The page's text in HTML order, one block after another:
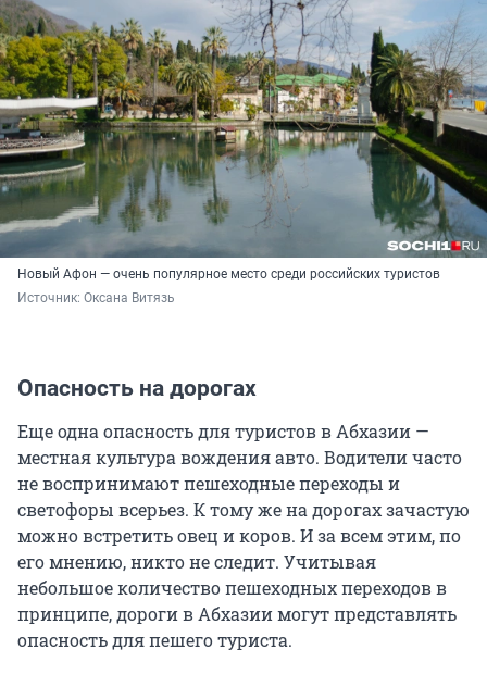
Новый Афон — очень популярное место среди российских туристов
Источник: Оксана Витязь
Опасность на дорогах
Еще одна опасность для туристов в Абхазии —
местная культура вождения авто. Водители часто
не воспринимают пешеходные переходы и
светофоры всерьез. К тому же на дорогах зачастую
можно встретить овец и коров. И за всем этим, по
его мнению, никто не следит. Учитывая
небольшое количество пешеходных переходов в
принципе, дороги в Абхазии могут представлять
опасность для пешего туриста.